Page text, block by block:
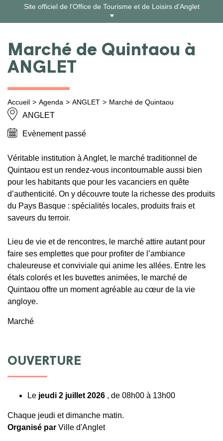
contenu
Site officiel de l'Office de Tourisme et de Loisirs d'Anglet
Marché de Quintaou à
ANGLET
Accueil Agenda ANGLET Marché de Quintaou
ANGLET
Evènement passé
Véritable institution à Anglet, le marché traditionnel de
Quintaou est un rendez-vous incontournable aussi bien
pour les habitants que pour les vacanciers en quête
d’authenticité. On y découvre toute la richesse des produits
du Pays Basque : spécialités locales, produits frais et
saveurs du terroir.
Lieu de vie et de rencontres, le marché attire autant pour
faire ses emplettes que pour profiter de l’ambiance
chaleureuse et conviviale qui anime les allées. Entre les
étals colorés et les buvettes animées, le marché de
Quintaou offre un moment agréable au cœur de la vie
angloye.
Marché
OUVERTURE
Le jeudi 2 juillet 2026 , de 08h00 à 13h00
Chaque jeudi et dimanche matin.
Organisé par Ville d'Anglet